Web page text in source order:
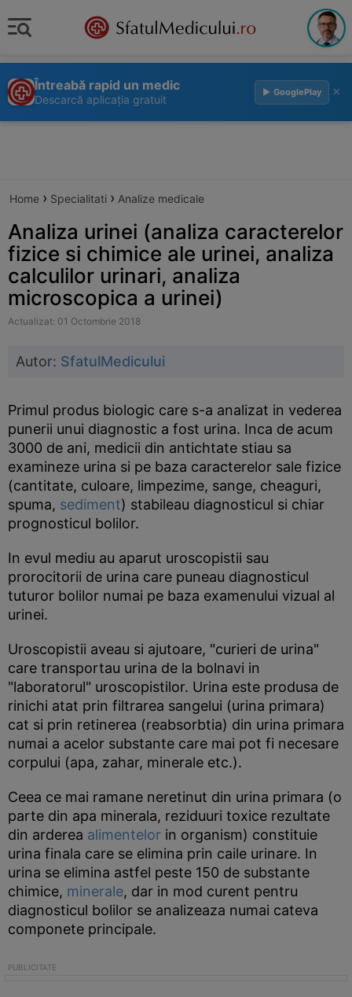
Întreabă rapid un medic
Descarcă aplicația gratuit
▶ GooglePlay ×
Home › Specialitati › Analize medicale
Analiza urinei (analiza caracterelor
fizice si chimice ale urinei, analiza
calculilor urinari, analiza
microscopica a urinei)
Actualizat: 01 Octombrie 2018
Autor: SfatulMedicului
Primul produs biologic care s-a analizat in vederea
punerii unui diagnostic a fost urina. Inca de acum
3000 de ani, medicii din antichtate stiau sa
examineze urina si pe baza caracterelor sale fizice
(cantitate, culoare, limpezime, sange, cheaguri,
spuma, sediment) stabileau diagnosticul si chiar
prognosticul bolilor.
In evul mediu au aparut uroscopistii sau
prorocitorii de urina care puneau diagnosticul
tuturor bolilor numai pe baza examenului vizual al
urinei.
Uroscopistii aveau si ajutoare, "curieri de urina"
care transportau urina de la bolnavi in
"laboratorul" uroscopistilor. Urina este produsa de
rinichi atat prin filtrarea sangelui (urina primara)
cat si prin retinerea (reabsorbtia) din urina primara
numai a acelor substante care mai pot fi necesare
corpului (apa, zahar, minerale etc.).
Ceea ce mai ramane neretinut din urina primara (o
parte din apa minerala, reziduuri toxice rezultate
din arderea alimentelor in organism) constituie
urina finala care se elimina prin caile urinare. In
urina se elimina astfel peste 150 de substante
chimice, minerale, dar in mod curent pentru
diagnosticul bolilor se analizeaza numai cateva
componete principale.